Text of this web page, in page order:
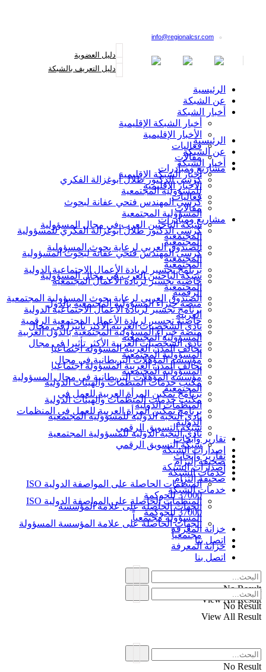
info@regionalcsr.com
دليل العضوية
دليل التعريف بالشبكة
الرئيسية
عن الشبكة
أخبار الشبكة
أخبار الشبكة الإقليمية
الأخبار الإقليمية
فعاليات
مقالات
مشاريع ومبادرات
كرسي الدكتور طلال أبوغزالة الفكري
للمسؤولية المجتمعية
كرسي المهندس فتحي عفانة لبحوث
المسؤولية المجتمعية
شبكة الباحثين العرب في مجال المسؤولية
المجتمعية
الصندوق العربي لرعاية بحوث المسؤولية
المجتمعية
برنامج تجسير لريادة الأعمال الاجتماعية الدولية
حاضنة تجسير لريادة الأعمال المجتمعية
الرقمية
منصة خبراء المسؤولية المجتمعية بالدول
العربية
نادي الشخصيات العربية الأكثر تأثيرا في مجال
المسؤولية المجتمعية
تحالف المدن العربية المسؤولة اجتماعيا
مؤسسة المؤهلات البريطانية في مجال
المسؤولية المجتمعية
مكتب خدمات المنظمات والهيئات الدولية
برنامج تمكين المرأة العربية للعمل في
المنظمات الدولية
نادي النخبة الدولية للمسؤولية المجتمعية
شبكة التسويق الرقمي
تقارير وأبحاث
إصدارات الشبكة
صحيفة إلتزام
خدمات الشبكة
المنظمات الحاصلة على المواصفة الدولية ISO
37000 للحوكمة
الجهات الحاصلة على علامة المؤسسة
المسؤولة مجتمعياً
خزانة المعرفة
اتصل بنا
No Result
View All Result
الرئيسية
عن الشبكة
أخبار الشبكة
أخبار الشبكة الإقليمية
الأخبار الإقليمية
فعاليات
مقالات
مشاريع ومبادرات
كرسي الدكتور طلال أبوغزالة الفكري للمسؤولية
المجتمعية
كرسي المهندس فتحي عفانة لبحوث المسؤولية
المجتمعية
شبكة الباحثين العرب في مجال المسؤولية
المجتمعية
الصندوق العربي لرعاية بحوث المسؤولية المجتمعية
برنامج تجسير لريادة الأعمال الاجتماعية الدولية
حاضنة تجسير لريادة الأعمال المجتمعية الرقمية
منصة خبراء المسؤولية المجتمعية بالدول العربية
نادي الشخصيات العربية الأكثر تأثيرا في مجال
المسؤولية المجتمعية
تحالف المدن العربية المسؤولة اجتماعيا
مؤسسة المؤهلات البريطانية في مجال المسؤولية
المجتمعية
مكتب خدمات المنظمات والهيئات الدولية
برنامج تمكين المرأة العربية للعمل في المنظمات
الدولية
نادي النخبة الدولية للمسؤولية المجتمعية
شبكة التسويق الرقمي
تقارير وأبحاث
إصدارات الشبكة
صحيفة إلتزام
خدمات الشبكة
المنظمات الحاصلة على المواصفة الدولية ISO
37000 للحوكمة
الجهات الحاصلة على علامة المؤسسة المسؤولة
مجتمعياً
خزانة المعرفة
اتصل بنا
No Result
View All Result
No Result